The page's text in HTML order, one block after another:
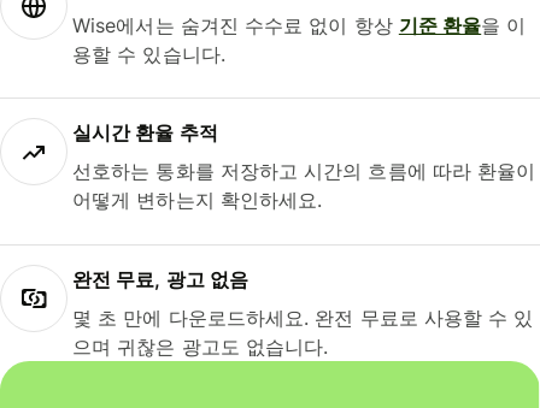
Wise에서는 숨겨진 수수료 없이 항상 기준 환율을 이
용할 수 있습니다.
실시간 환율 추적
선호하는 통화를 저장하고 시간의 흐름에 따라 환율이
어떻게 변하는지 확인하세요.
완전 무료, 광고 없음
몇 초 만에 다운로드하세요. 완전 무료로 사용할 수 있
으며 귀찮은 광고도 없습니다.